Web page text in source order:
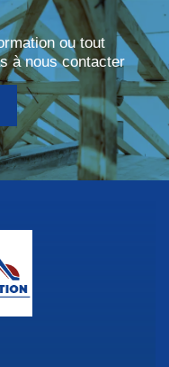
ou tout
à nous contacter